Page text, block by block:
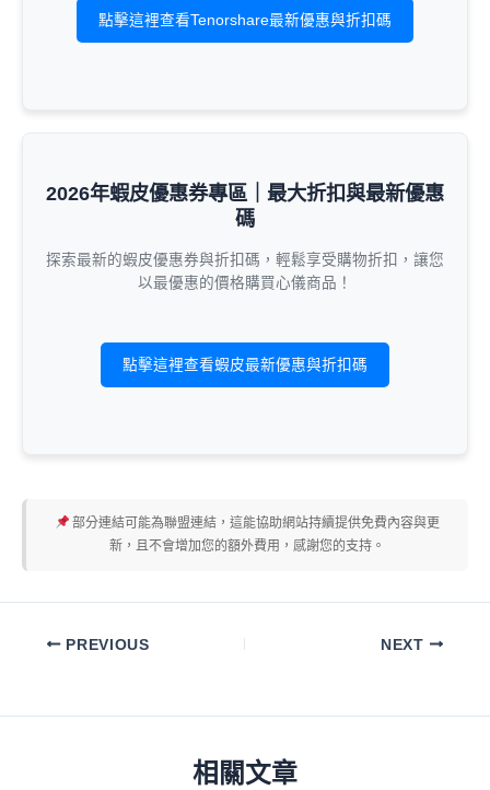
點擊這裡查看Tenorshare最新優惠與折扣碼
2026年蝦皮優惠券專區｜最大折扣與最新優惠
碼
探索最新的蝦皮優惠券與折扣碼，輕鬆享受購物折扣，讓您
以最優惠的價格購買心儀商品！
點擊這裡查看蝦皮最新優惠與折扣碼
部分連結可能為聯盟連結，這能協助網站持續提供免費內容與更
新，且不會增加您的額外費用，感謝您的支持。
PREVIOUS NEXT
相關文章